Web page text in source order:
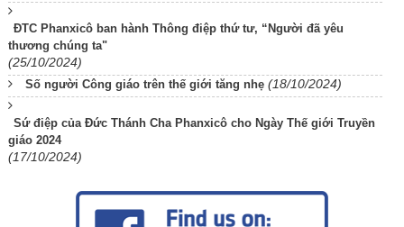
ĐTC Phanxicô ban hành Thông điệp thứ tư, “Người đã yêu
thương chúng ta"
(25/10/2024)
Số người Công giáo trên thế giới tăng nhẹ (18/10/2024)
Sứ điệp của Đức Thánh Cha Phanxicô cho Ngày Thế giới Truyền
giáo 2024
(17/10/2024)